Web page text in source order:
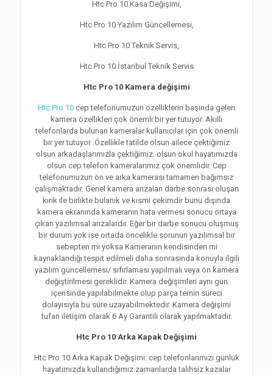
Htc Pro 10 Kasa Değişimi,
Htc Pro 10 Yazılım Güncellemesi,
Htc Pro 10 Teknik Servis,
Htc Pro 10 İstanbul Teknik Servis
Htc Pro 10 Kamera değişimi
Htc Pro 10 cep telefonumuzun özelliklerin başında gelen
kamera özellikleri çok önemli bir yer tutuyor. Akıllı
telefonlarda bulunan kameralar kullanıcılar için çok önemli
bir yer tutuyor .Özellikle tatilde olsun ailece çektiğimiz
olsun arkadaşlarımızla çektiğimiz. olsun okul hayatımızda
olsun cep telefon kameralarımız çok önemlidir. Cep
telefonumuzun ön ve arka kamerası tamamen bağımsız
çalışmaktadır. Genel kamera arızaları darbe sonrası oluşan
kırık ile birlikte bulanık ve kısmi çekimdir bunu dışında
kamera ekranında kameranın hata vermesi sonucu ortaya
çıkan yazılımsal arızalardır. Eğer bir darbe sonucu oluşmuş
bir durum yok ise ortada öncelikle sorunun yazılımsal bir
sebepten mi yoksa Kameranın kendisinden mi
kaynaklandığı tespit edilmeli daha sonrasında konuyla ilgili
yazılım güncellemesi/ sıfırlaması yapılmalı veya ön kamera
değiştirilmesi gereklidir. Kamera değişimleri aynı gün
içerisinde yapılabilmekte olup parça temin süreci
dolayısıyla bu süre uzayabilmektedir. Kamera değişimi
tufan iletişim olarak 6 Ay Garantili olarak yapılmaktadır.
Htc Pro 10 Arka Kapak Değişimi
Htc Pro 10 Arka Kapak Değişimi: cep telefonlarımızı günlük
hayatımızda kullandığımız zamanlarda talihsiz kazalar